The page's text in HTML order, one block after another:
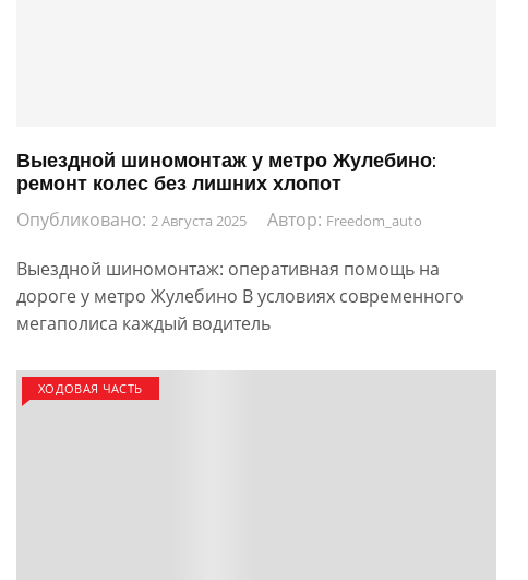
Выездной шиномонтаж у метро Жулебино:
ремонт колес без лишних хлопот
Опубликовано: 2 Августа 2025 Автор: Freedom_auto
Выездной шиномонтаж: оперативная помощь на
дороге у метро Жулебино В условиях современного
мегаполиса каждый водитель
ХОДОВАЯ ЧАСТЬ